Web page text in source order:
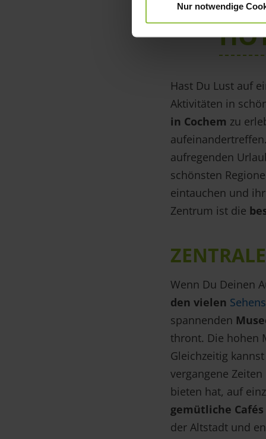
Nur notwendige
Hast Du Lust auf
Aktivitäten in
in Cochem zu
aufregenden
schönsten
eintauchen und
Zentrum ist die
Wenn Du Deinen
den vielen
spannenden
thront. Die hohen
Gleichzeitig
vergangene
bieten hat, auf
gemütliche
der Altstadt und